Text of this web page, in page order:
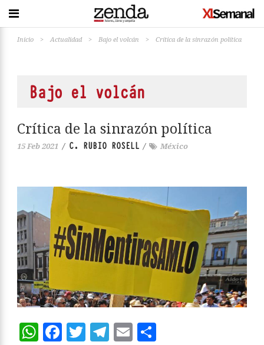
Inicio > Actualidad > Bajo el volcán > Crítica de la sinrazón política
Bajo el volcán
Crítica de la sinrazón política
15 Feb 2021 / C. RUBIO ROSELL / México
WhatsApp
Facebook
Twitter
Telegram
Email